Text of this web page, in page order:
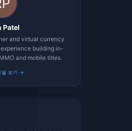
Patel
and virtual currency
building in-
and mobile titles.
필 보기 →